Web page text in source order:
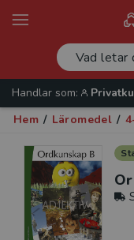
Handlar som:
Hem / Läromedel /